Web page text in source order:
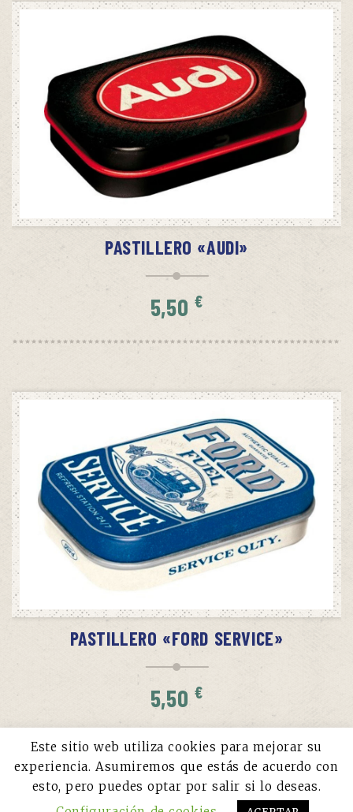
SIN STOCK
AVÍSAME CUANDO HAYA STOCK
PASTILLERO «AUDI»
5,50 €
PASTILLERO «FORD SERVICE»
5,50 €
Este sitio web utiliza cookies para mejorar su
experiencia. Asumiremos que estás de acuerdo con
esto, pero puedes optar por salir si lo deseas.